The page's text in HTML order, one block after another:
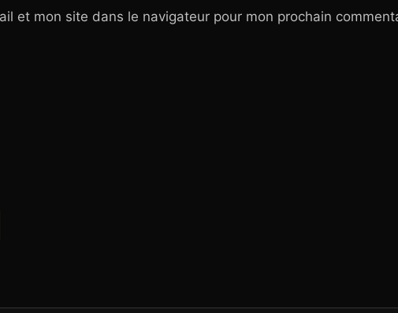
et mon site dans le navigateur pour mon prochain